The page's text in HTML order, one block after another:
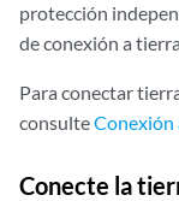
protección
de conexión a
Para conectar
consulteConexión
Conecte la